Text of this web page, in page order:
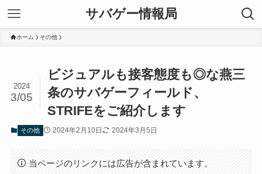
サバゲー情報局
ホーム その他
ビジュアルも接客態度も◎な燕三
条のサバゲーフィールド、
STRIFEをご紹介します
2024
3/05
その他 2024年2月10日 2024年3月5日
当ページのリンクには広告が含まれています。